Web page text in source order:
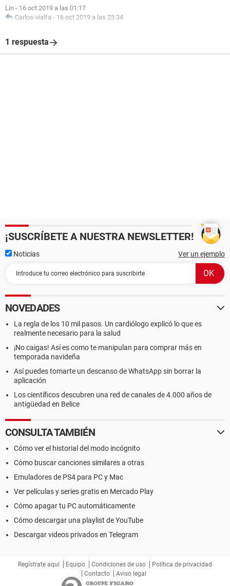
Lin - 16 oct 2019 a las 01:17
Carlos-vialfa - 16 oct 2019 a las 23:34
1 respuesta
¡SUSCRÍBETE A NUESTRA NEWSLETTER!
Noticias Ver un ejemplo
NOVEDADES
La regla de los 10 mil pasos. Un cardiólogo explicó lo que es
realmente necesario para la salud
¡No caigas! Así es como te manipulan para comprar más en
temporada navideña
Así puedes tomarte un descanso de WhatsApp sin borrar la
aplicación
Los científicos descubren una red de canales de 4.000 años de
antigüedad en Belice
CONSULTA TAMBIÉN
Cómo ver el historial del modo incógnito
Cómo buscar canciones similares a otras
Emuladores de PS4 para PC y Mac
Ver películas y series gratis en Mercado Play
Cómo apagar tu PC automáticamente
Cómo descargar una playlist de YouTube
Descargar videos privados en Telegram
Regístrate aquí Equipo Condiciones de uso
Política de privacidad
Contacto
Aviso legal